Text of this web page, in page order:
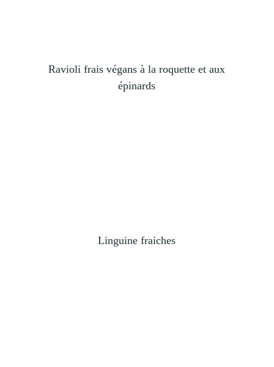
Ravioli frais végans à la roquette et aux
épinards
Linguine fraiches